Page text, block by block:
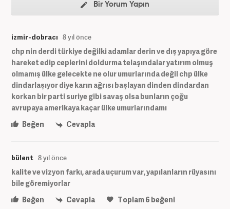
Bir Yorum Yapın
izmir-dobracı 8 yıl önce
chp nin derdi türkiye değilki adamlar derin ve dış yapıya göre
hareket edip ceplerini doldurma telaşındalar yatırım olmuş
olmamış ülke gelecekte ne olur umurlarında değil chp ülke
dindarlaşıyor diye karın ağrısı başlayan dinden dindardan
korkan bir parti suriye gibi savaş olsa bunların çoğu
avrupaya amerikaya kaçar ülke umurlarındamı
Beğen
Cevapla
bülent 8 yıl önce
kalite ve vizyon farkı, arada uçurum var, yapılanların rüyasını
bile göremiyorlar
Beğen
Cevapla Toplam6 beğeni